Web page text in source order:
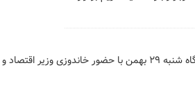
مراسم آغاز اهدای ۱۰۰۰ سری جهیزیه به زوج‌های جوان سراسر کشور شامگاه شنبه ۲۹ بهمن با حضور خاندوزی وزیر اقتصاد و